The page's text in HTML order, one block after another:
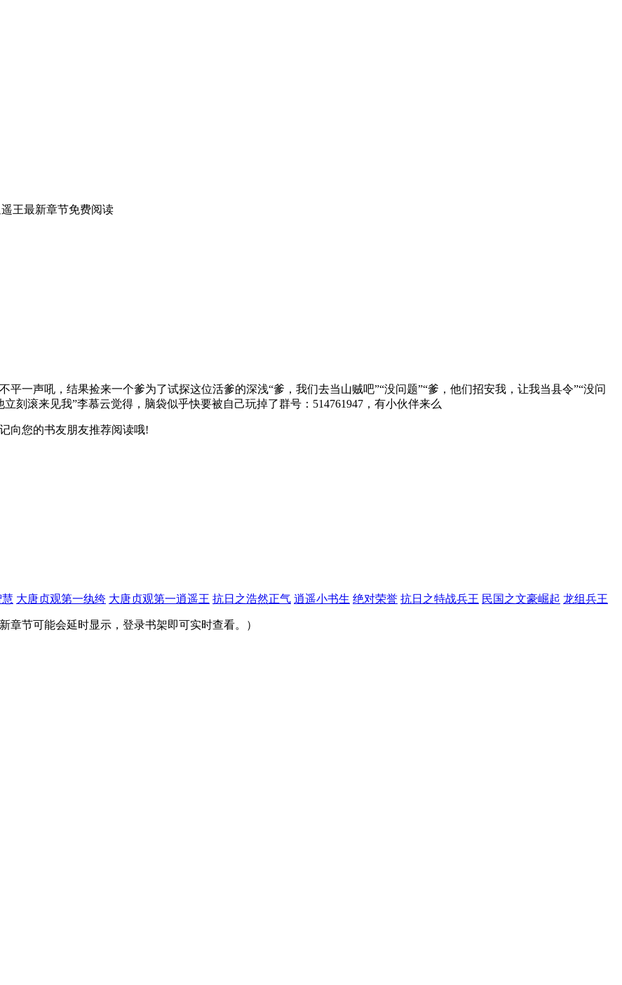
王最新章节免费阅读
一声吼，结果捡来一个爹为了试探这位活爹的深浅“爹，我们去当山贼吧”“没问题”“爹，他们招安我，让我当县令”“没问
刻滚来见我”李慕云觉得，脑袋似乎快要被自己玩掉了群号：514761947，有小伙伴来么
向您的书友朋友推荐阅读哦!
慧 大唐贞观第一纨绔 大唐贞观第一逍遥王 抗日之浩然正气 逍遥小书生 绝对荣誉 抗日之特战兵王 民国之文豪崛起 龙组兵王
章节可能会延时显示，登录书架即可实时查看。）